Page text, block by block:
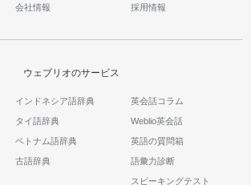
会社情報 採用情報
ウェブリオのサービス
インドネシア語辞典
タイ語辞典
ベトナム語辞典
古語辞典
英会話コラム
Weblio英会話
英語の質問箱
語彙力診断
スピーキングテスト